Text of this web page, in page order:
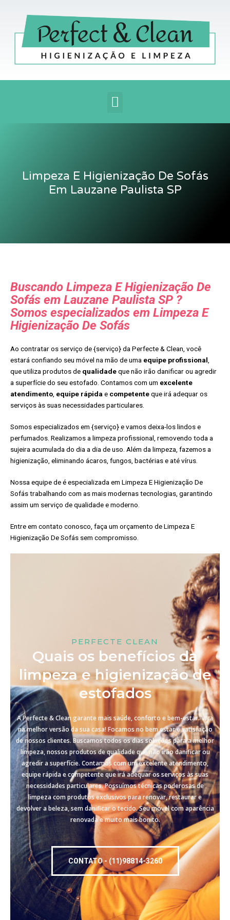
conteúdo
Menu
Limpeza E Higienização De Sofás
Em Lauzane Paulista SP
Buscando Limpeza E Higienização De
Sofás em Lauzane Paulista SP ?
Somos especializados em Limpeza E
Higienização De Sofás
Ao contratar os serviço de {serviço} da Perfecte & Clean, você
estará confiando seu móvel na mão de uma equipe profissional
que utiliza produtos de qualidadeque não irão danificar ou agredir
a superfície do seu estofado. Contamos com um excelente
atendimento equipe rápida e competenteque irá adequar os
serviços às suas necessidades particulares.
Somos especializados em {serviço} e vamos deixa-los lindos e
perfumados. Realizamos a limpeza profissional, removendo toda a
sujeira acumulada do dia a dia de uso. Além da limpeza, fazemos a
higienização, eliminando ácaros, fungos, bactérias e até vírus.
Nossa equipe de é especializada em Limpeza E Higienização De
Sofás trabalhando com as mais modernas tecnologias, garantindo
assim um serviço de qualidade e moderno.
Entre em contato conosco, faça um orçamento de Limpeza E
Higienização De Sofás sem compromisso.
PERFECTE CLEAN
Quais os benefícios da
limpeza e higienização de
estofados
A Perfecte & Clean garante mais saúde, conforto e bem-estar. Viva
na melhor versão da sua casa! Focamos no bem estar e satisfação
de nossos clientes. Buscamos todos os dias soluções para a melhor
limpeza, nossos produtos de qualidade que não irão danificar ou
agredir a superfície. Contamos com um excelente atendimento,
equipe rápida e competente que irá adequar os serviços às suas
necessidades particulares. Possuímos técnicas poderosas de
limpeza com produtos exclusivos para renovar, restaurar e
devolver a beleza, sem danificar o tecido. Seu móvel com aparência
renovada e muito mais bonito.
CONTATO - (11)98814-3260